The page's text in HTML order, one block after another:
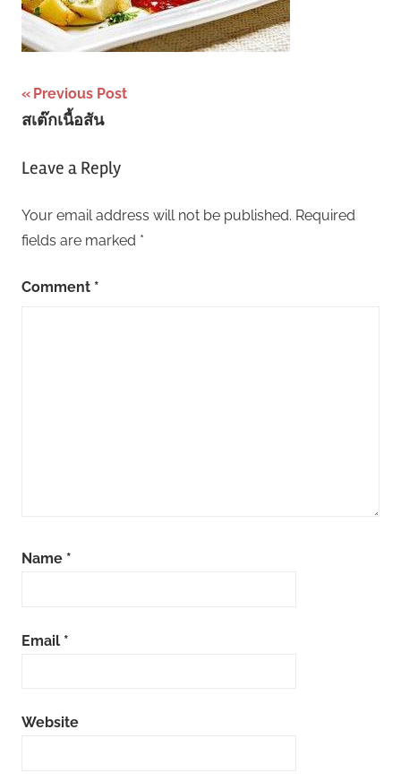
Post
navigation
Previous Post
สเต๊กเนื้อสัน
Leave a Reply
Your email address will not be published. Required
fields are marked *
Comment *
Name *
Email *
Website